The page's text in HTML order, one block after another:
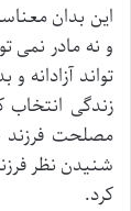
این بدان
و نه مادر نمی
تواند آزادانه
زندگی انتخاب
مصلحت فرزند
شنیدن نظر
کرد.